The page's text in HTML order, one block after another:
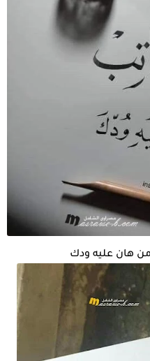
هان عليه ودك